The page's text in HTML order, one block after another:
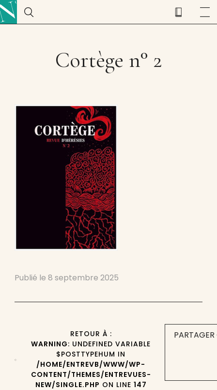
Cortège n° 2
Publié le 8 septembre 2025
RETOUR À :
WARNING: UNDEFINED VARIABLE
$POSTTYPEHUM IN
/HOME/ENTREVB/WWW/WP-
CONTENT/THEMES/ENTREVUES-
NEW/SINGLE.PHP ON LINE 147